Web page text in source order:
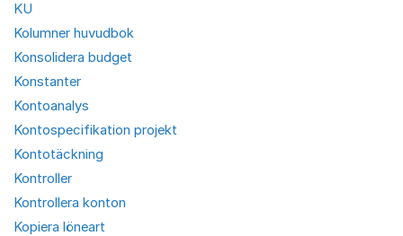
KU
Kolumner huvudbok
Konsolidera budget
Konstanter
Kontoanalys
Kontospecifikation projekt
Kontotäckning
Kontroller
Kontrollera konton
Kopiera löneart